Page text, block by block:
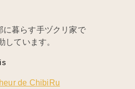
に暮らす手ヅクリ家で
しています。
de ChibiRu